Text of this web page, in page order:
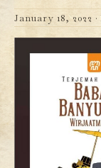
January 18, 2022 ·